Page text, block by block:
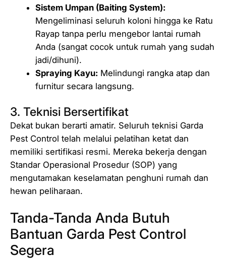
Sistem Umpan (Baiting System):
Mengeliminasi seluruh koloni hingga ke Ratu
Rayap tanpa perlu mengebor lantai rumah
Anda (sangat cocok untuk rumah yang sudah
jadi/dihuni).
Spraying Kayu: Melindungi rangka atap dan
furnitur secara langsung.
3. Teknisi Bersertifikat
Dekat bukan berarti amatir. Seluruh teknisi Garda
Pest Control telah melalui pelatihan ketat dan
memiliki sertifikasi resmi. Mereka bekerja dengan
Standar Operasional Prosedur (SOP) yang
mengutamakan keselamatan penghuni rumah dan
hewan peliharaan.
Tanda-Tanda Anda Butuh
Bantuan Garda Pest Control
Segera